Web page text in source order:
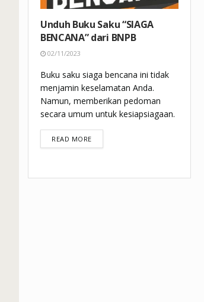
Unduh Buku Saku “SIAGA
BENCANA” dari BNPB
02/11/2023
Buku saku siaga bencana ini tidak
menjamin keselamatan Anda.
Namun, memberikan pedoman
secara umum untuk kesiapsiagaan.
READ MOREDETAILS